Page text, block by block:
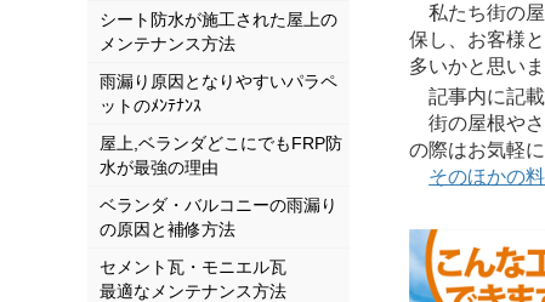
シート防水が施工された屋上の
メンテナンス方法
雨漏り原因となりやすいパラペ
ットのﾒﾝﾃﾅﾝｽ
屋上,ベランダどこにでもFRP防
水が最強の理由
ベランダ・バルコニーの雨漏り
の原因と補修方法
セメント瓦・モニエル瓦
最適なメンテナンス方法
私たち街の屋
保し、お客様
多いかと思い
記事内に記載
街の屋根やさ
の際はお気軽
そのほかの